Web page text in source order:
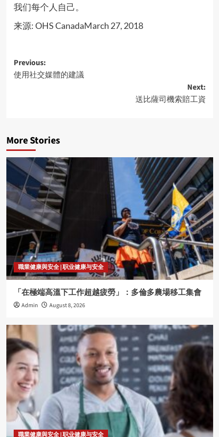
我们每个人自己。
来源: OHS CanadaMarch 27, 2018
Post
navigation
Previous:
使用社交媒體的建議
Next:
送比薩司機索賠工資
More Stories
職業健康與安全 | 职业健康与安全
「在極端高溫下工作超越疲勞」：多倫多農場移工集會
Admin August 8, 2026
職業健康與安全 | 职业健康与安全